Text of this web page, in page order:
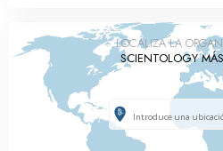
LOCALIZA LA
SCIENTOLOGY